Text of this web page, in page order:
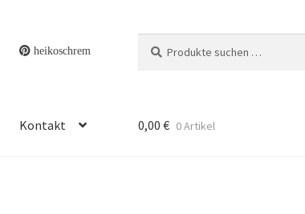
heikoschrem
nach:
Kontakt 0,00 € 0 Artikel